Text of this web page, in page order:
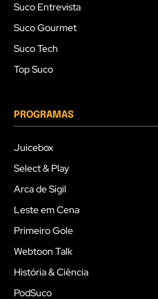
Suco Entrevista
Suco Gourmet
Suco Tech
Top Suco
PROGRAMAS
Juicebox
Select & Play
Arca de Sigil
Leste em Cena
Primeiro Gole
Webtoon Talk
História & Ciência
PodSuco